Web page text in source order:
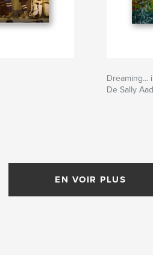
Dreaming...
De Sally
EN VOIR PLUS